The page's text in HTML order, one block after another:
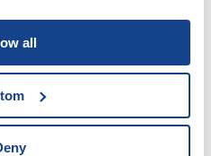
all
spolupracují
/ cizinci